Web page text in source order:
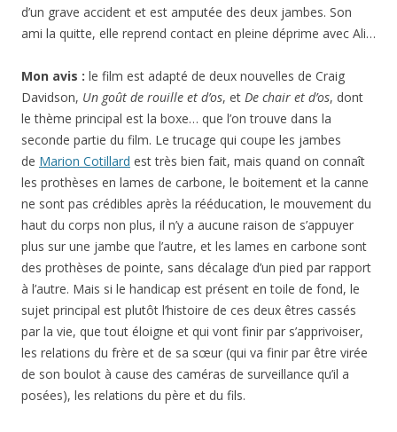
d’un grave accident et est amputée des deux jambes. Son
ami la quitte, elle reprend contact en pleine déprime avec Ali…
Mon avis : le film est adapté de deux nouvelles de Craig
Davidson, Un goût de rouille et d’os, et De chair et d’os, dont
le thème principal est la boxe… que l’on trouve dans la
seconde partie du film. Le trucage qui coupe les jambes
de Marion Cotillard est très bien fait, mais quand on connaît
les prothèses en lames de carbone, le boitement et la canne
ne sont pas crédibles après la rééducation, le mouvement du
haut du corps non plus, il n’y a aucune raison de s’appuyer
plus sur une jambe que l’autre, et les lames en carbone sont
des prothèses de pointe, sans décalage d’un pied par rapport
à l’autre. Mais si le handicap est présent en toile de fond, le
sujet principal est plutôt l’histoire de ces deux êtres cassés
par la vie, que tout éloigne et qui vont finir par s’apprivoiser,
les relations du frère et de sa sœur (qui va finir par être virée
de son boulot à cause des caméras de surveillance qu’il a
posées), les relations du père et du fils.